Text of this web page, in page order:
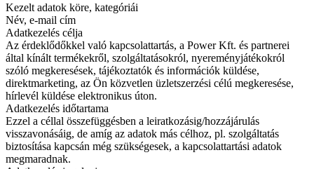
Kezelt adatok köre, kategóriái
Név, e-mail cím
Adatkezelés célja
Az érdeklődőkkel való kapcsolattartás, a Power Kft. és partnerei
által kínált termékekről, szolgáltatásokról, nyereményjátékokról
szóló megkeresések, tájékoztatók és információk küldése,
direktmarketing, az Ön közvetlen üzletszerzési célú megkeresése,
hírlevél küldése elektronikus úton.
Adatkezelés időtartama
Ezzel a céllal összefüggésben a leiratkozásig/hozzájárulás
visszavonásáig, de amíg az adatok más célhoz, pl. szolgáltatás
biztosítása kapcsán még szükségesek, a kapcsolattartási adatok
megmaradnak.